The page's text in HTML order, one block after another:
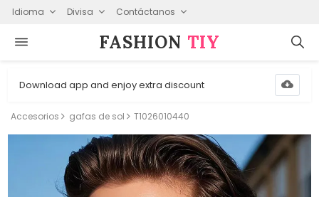
Idioma Divisa Contáctanos
FASHION⁠ TIY
Download app and enjoy extra discount
Accesorios gafas de sol T1026010440